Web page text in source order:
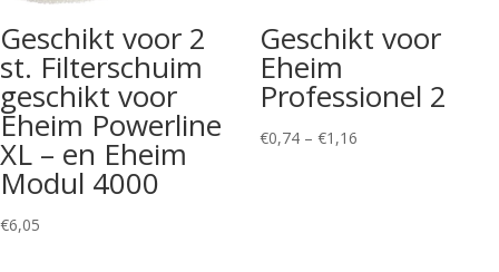
Geschikt voor 2
st. Filterschuim
geschikt voor
Eheim Powerline
XL – en Eheim
Modul 4000
€6,05
Geschikt voor
Eheim
Professionel 2
€0,74 – €1,16Price